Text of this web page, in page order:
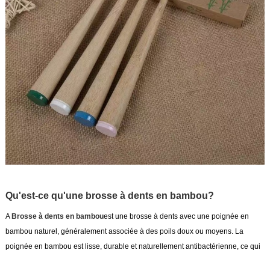
Qu'est-ce qu'une brosse à dents en bambou?
ABrosse à dents en bambouest une brosse à dents avec une poignée en
bambou naturel, généralement associée à des poils doux ou moyens. La
poignée en bambou est lisse, durable et naturellement antibactérienne, ce qui